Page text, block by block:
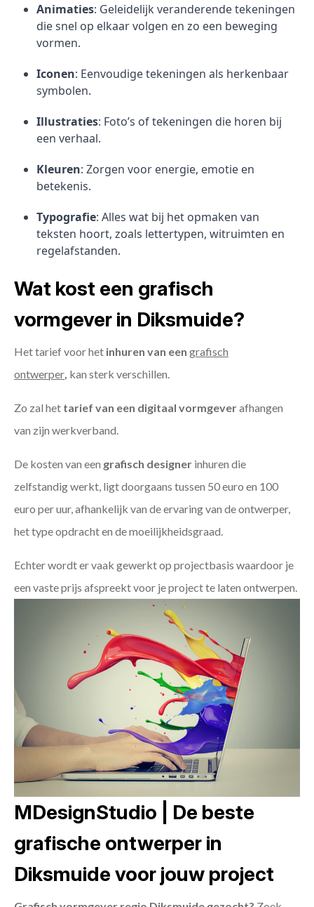
Animaties: Geleidelijk veranderende tekeningen
die snel op elkaar volgen en zo een beweging
vormen.
Iconen: Eenvoudige tekeningen als herkenbaar
symbolen.
Illustraties: Foto’s of tekeningen die horen bij
een verhaal.
Kleuren: Zorgen voor energie, emotie en
betekenis.
Typografie: Alles wat bij het opmaken van
teksten hoort, zoals lettertypen, witruimten en
regelafstanden.
Wat kost een grafisch
vormgever in Diksmuide?
Het tarief voor het inhuren van een grafisch
ontwerper kan sterk verschillen.
Zo zal het tarief van een digitaal vormgeverafhangen
van zijn werkverband.
De kosten van een grafisch designer inhuren die
zelfstandig werkt, ligt doorgaans tussen 50 euro en 100
euro per uur, afhankelijk van de ervaring van de ontwerper,
het type opdracht en de moeilijkheidsgraad.
Echter wordt er vaak gewerkt op projectbasis waardoor je
een vaste prijs afspreekt voor je project te laten ontwerpen.
MDesignStudio | De beste
grafische ontwerper in
Diksmuide voor jouw project